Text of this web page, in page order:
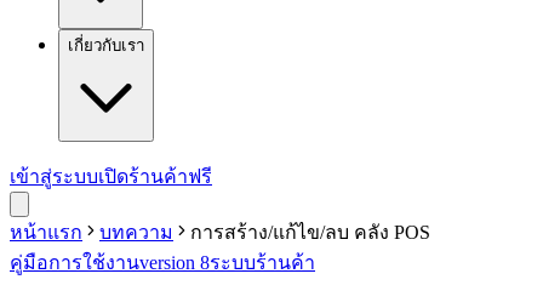
เกี่ยวกับเรา
เข้าสู่ระบบเปิดร้านค้าฟรี
หน้าแรก บทความ
การสร้าง/แก้ไข/ลบ คลัง POS
คู่มือการใช้งานversion 8ระบบร้านค้า